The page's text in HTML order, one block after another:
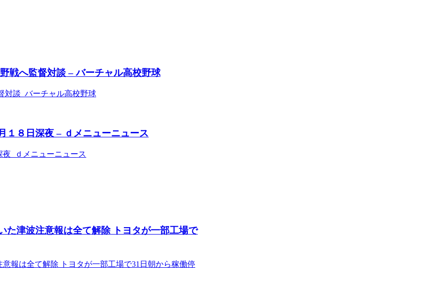
戦へ監督対談 – バーチャル高校野球
対談 バーチャル高校野球
１８日深夜 – ｄメニューニュース
ｄメニューニュース
津波注意報は全て解除 トヨタが一部工場で
報は全て解除 トヨタが一部工場で31日朝から稼働停